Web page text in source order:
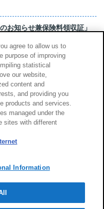
お知らせ兼保険料領収証」
（FAQ）記載誤りについて
る
勧誘方針
Fire Insurance Co., Ltd.
agree to allow us to
purpose of improving
statistical
our website,
content and
and providing you
products and services.
managed under the
sites with different
Information